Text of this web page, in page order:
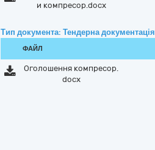
и компресор.docx
Тип документа: Тендерна документація
ФАЙЛ
Оголошення компресор.
docx